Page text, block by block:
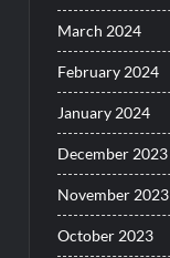
March 2024
February 2024
January 2024
December 2023
November 2023
October 2023